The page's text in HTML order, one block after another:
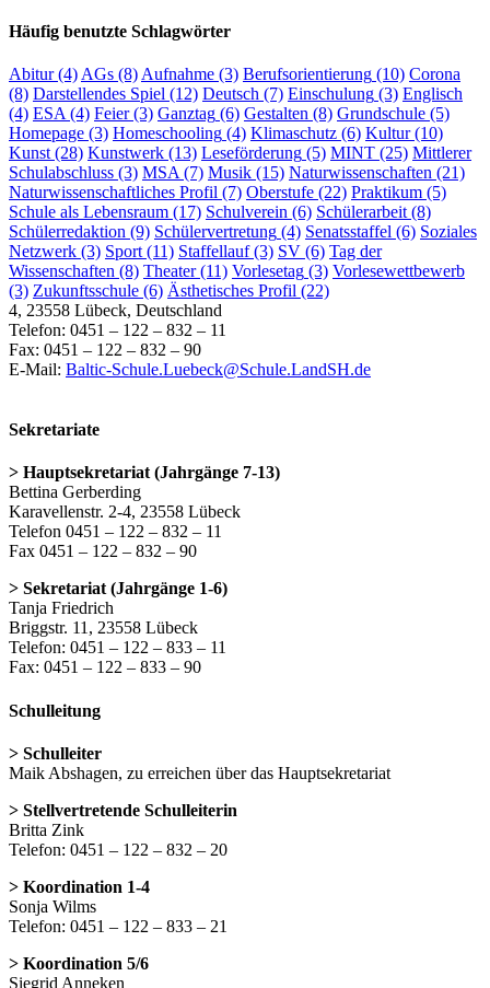
Häufig benutzte Schlagwörter
Abitur(4) AGs (8) Aufnahme (3) Berufsorientierung (10) Corona
(8) Darstellendes Spiel (12) Deutsch (7) Einschulung (3) Englisch
(4) ESA (4) Feier(3) Ganztag (6) Gestalten (8) Grundschule (5)
Homepage (3) Homeschooling (4) Klimaschutz (6) Kultur(10)
Kunst (28) Kunstwerk (13) Leseförderung (5) MINT (25) Mittlerer
Schulabschluss (3) MSA (7) Musik (15) Naturwissenschaften (21)
Naturwissenschaftliches Profil (7) Oberstufe (22) Praktikum (5)
Schule als Lebensraum (17) Schulverein (6) Schülerarbeit (8)
Schülerredaktion (9) Schülervertretung (4) Senatsstaffel (6) Soziales
Netzwerk (3) Sport (11) Staffellauf(3) SV (6) Tag der
Wissenschaften (8) Theater(11) Vorlesetag (3) Vorlesewettbewerb
(3) Zukunftsschule (6) Ästhetisches Profil (22)
4, 23558 Lübeck, Deutschland
Telefon: 0451 – 122 – 832 – 11
Fax: 0451 – 122 – 832 – 90
E-Mail: Baltic-Schule.Luebeck@Schule.LandSH.de
Sekretariate
> Hauptsekretariat (Jahrgänge 7-13)
Bettina Gerberding
Karavellenstr. 2-4, 23558 Lübeck
Telefon 0451 – 122 – 832 – 11
Fax 0451 – 122 – 832 – 90
> Sekretariat (Jahrgänge 1-6)
Tanja Friedrich
Briggstr. 11, 23558 Lübeck
Telefon: 0451 – 122 – 833 – 11
Fax: 0451 – 122 – 833 – 90
Schulleitung
> Schulleiter
Maik Abshagen, zu erreichen über das Hauptsekretariat
> Stellvertretende Schulleiterin
Britta Zink
Telefon: 0451 – 122 – 832 – 20
> Koordination 1-4
Sonja Wilms
Telefon: 0451 – 122 – 833 – 21
> Koordination 5/6
Siegrid Anneken